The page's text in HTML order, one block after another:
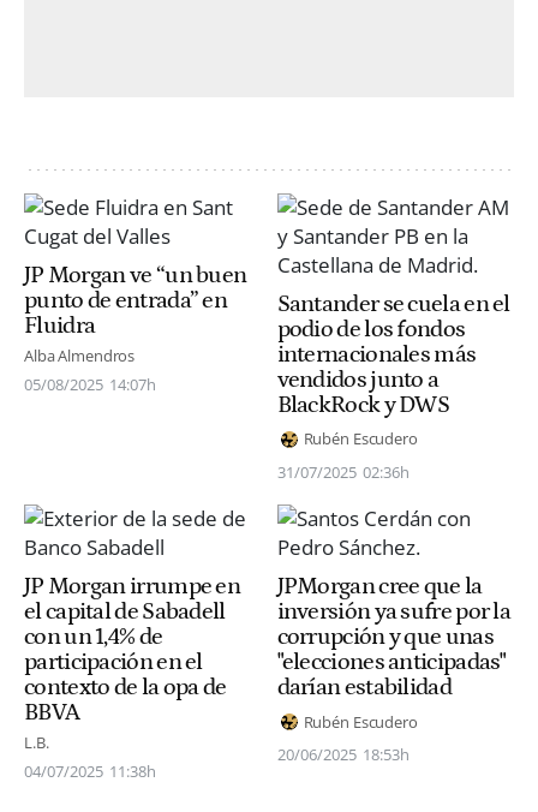
JP Morgan ve “un buen
punto de entrada” en
Fluidra
Alba Almendros
05/08/2025 14:07h
Santander se cuela en el
podio de los fondos
internacionales más
vendidos junto a
BlackRock y DWS
Rubén Escudero
31/07/2025 02:36h
JP Morgan irrumpe en
el capital de Sabadell
con un 1,4% de
participación en el
contexto de la opa de
BBVA
L.B.
04/07/2025 11:38h
JPMorgan cree que la
inversión ya sufre por la
corrupción y que unas
"elecciones anticipadas"
darían estabilidad
Rubén Escudero
20/06/2025 18:53h